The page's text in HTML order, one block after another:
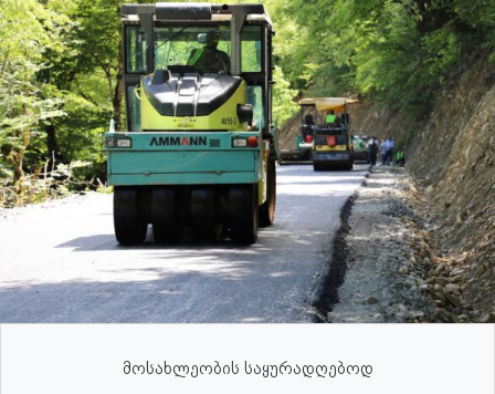
მოსახლეობის საყურადღებოდ